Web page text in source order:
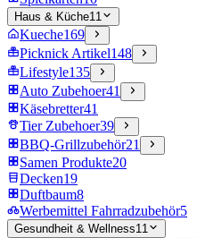
Haus & Küche11
Kueche169
Picknick Artikel148
Lifestyle135
Auto Zubehoer41
Käsebretter41
Tier Zubehoer39
BBQ-Grillzubehör21
Samen Produkte20
Decken19
Duftbaum8
Werbemittel Fahrradzubehör5
Gesundheit & Wellness11